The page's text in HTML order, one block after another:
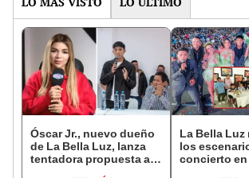
Óscar Jr., nuevo dueño
de La Bella Luz, lanza
tentadora propuesta a
La Bella Luz
los
concierto en